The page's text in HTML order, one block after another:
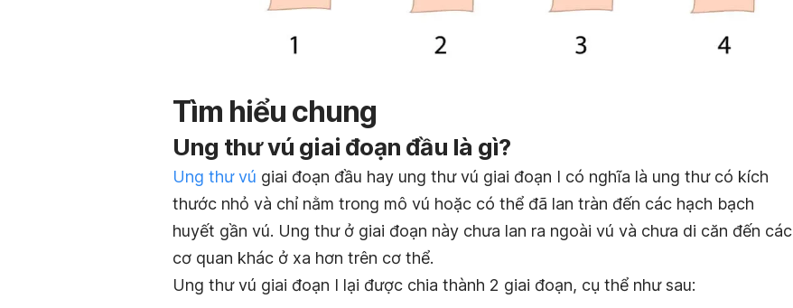
Tìm hiểu chung
Ung thư vú giai đoạn đầu là gì?
Ung thư vú giai đoạn đầu hay ung thư vú giai đoạn I có nghĩa là ung thư có kích
thước nhỏ và chỉ nằm trong mô vú hoặc có thể đã lan tràn đến các hạch bạch
huyết gần vú. Ung thư ở giai đoạn này chưa lan ra ngoài vú và chưa di căn đến các
cơ quan khác ở xa hơn trên cơ thể.
Ung thư vú giai đoạn I lại được chia thành 2 giai đoạn, cụ thể như sau: